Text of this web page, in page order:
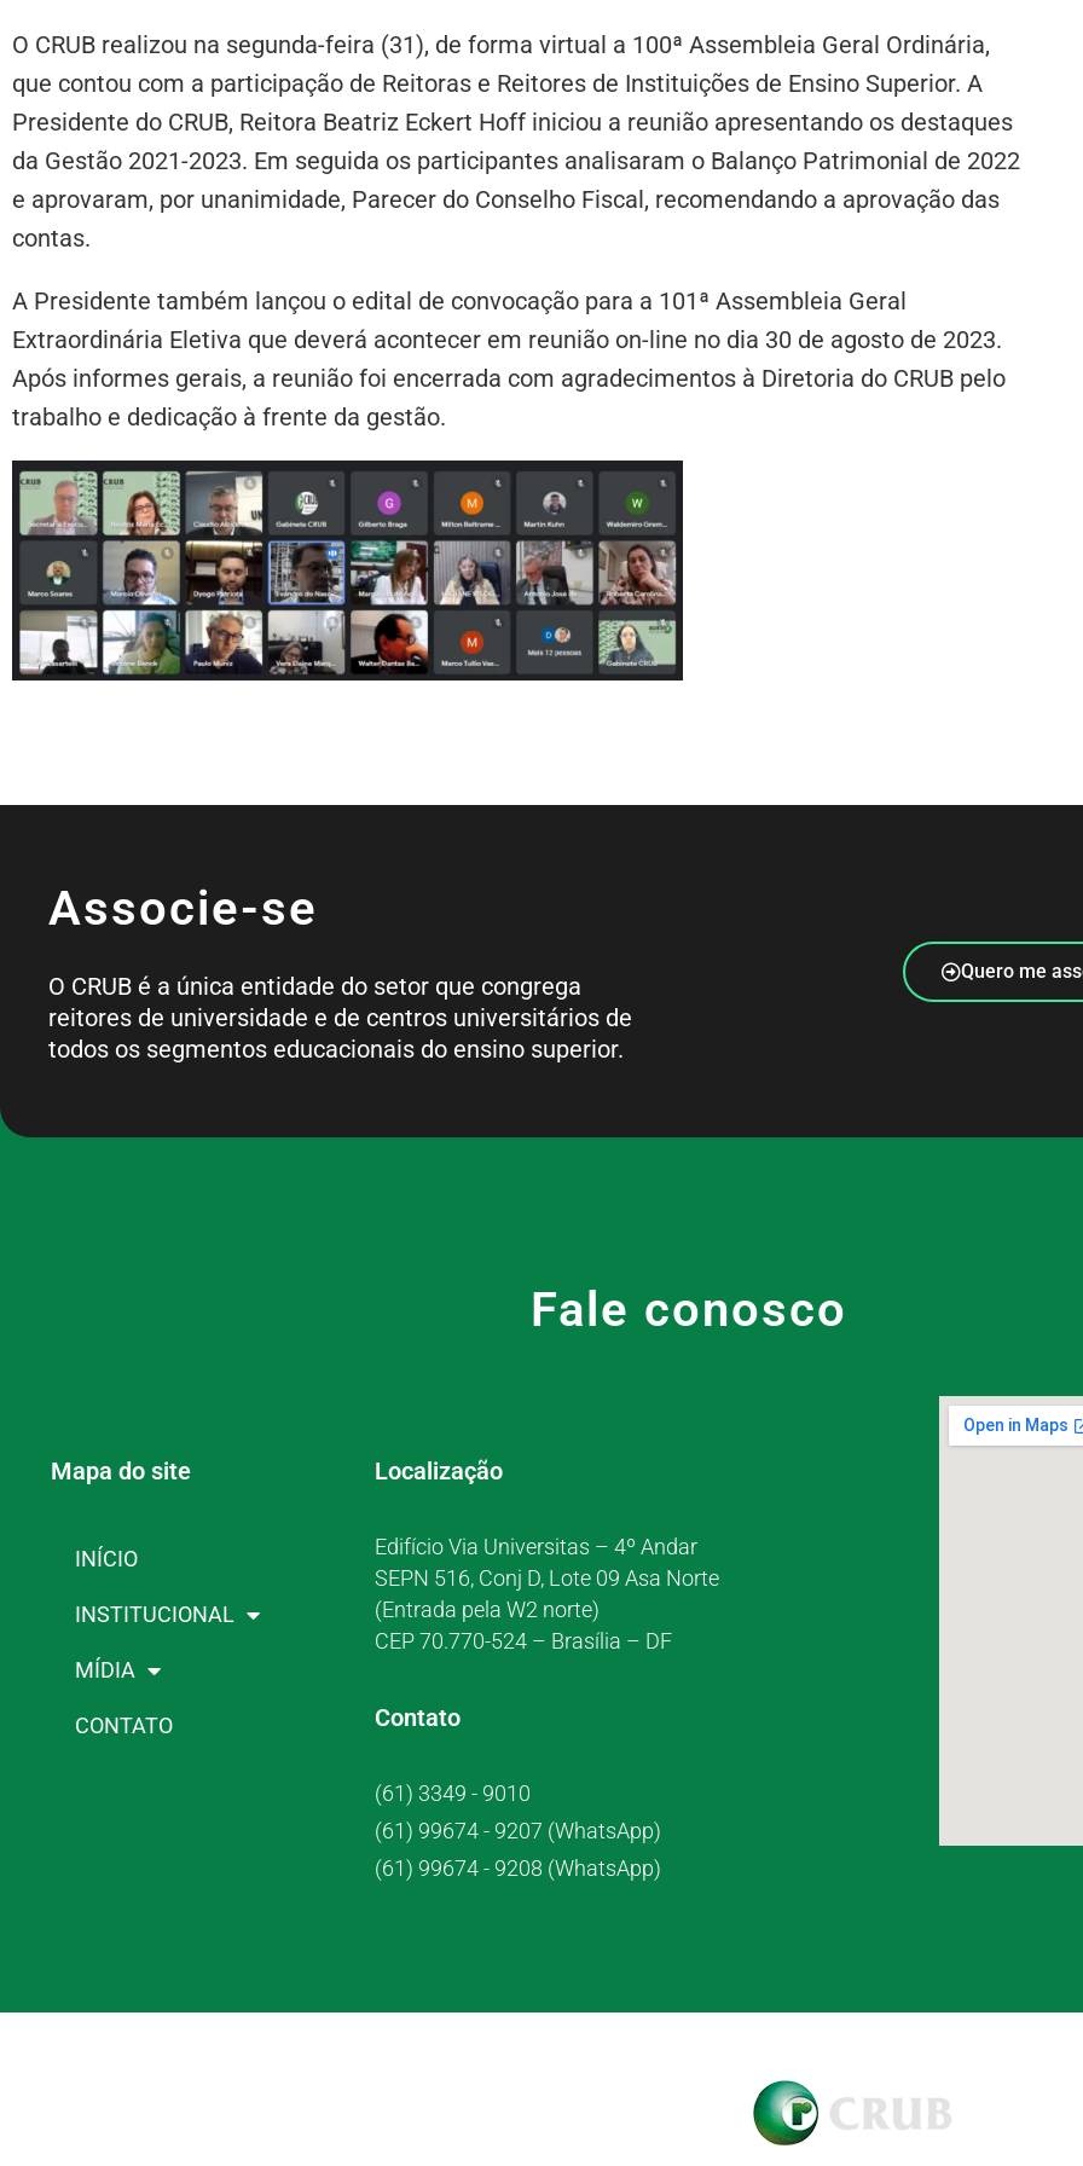
O CRUB realizou na segunda-feira (31), de forma virtual a 100ª Assembleia Geral Ordinária,
que contou com a participação de Reitoras e Reitores de Instituições de Ensino Superior. A
Presidente do CRUB, Reitora Beatriz Eckert Hoff iniciou a reunião apresentando os destaques
da Gestão 2021-2023. Em seguida os participantes analisaram o Balanço Patrimonial de 2022
e aprovaram, por unanimidade, Parecer do Conselho Fiscal, recomendando a aprovação das
contas.
A Presidente também lançou o edital de convocação para a 101ª Assembleia Geral
Extraordinária Eletiva que deverá acontecer em reunião on-line no dia 30 de agosto de 2023.
Após informes gerais, a reunião foi encerrada com agradecimentos à Diretoria do CRUB pelo
trabalho e dedicação à frente da gestão.
Associe-se
O CRUB é a única entidade do setor que congrega
reitores de universidade e de centros universitários de
todos os segmentos educacionais do ensino superior.
Quero me
Fale conosco
Mapa do site
INÍCIO
INSTITUCIONAL
MÍDIA
CONTATO
Localização
Edifício Via Universitas – 4º Andar
SEPN 516, Conj D, Lote 09 Asa Norte
(Entrada pela W2 norte)
CEP 70.770-524 – Brasília – DF
Contato
(61) 3349 - 9010
(61) 99674 - 9207 (WhatsApp)
(61) 99674 - 9208 (WhatsApp)